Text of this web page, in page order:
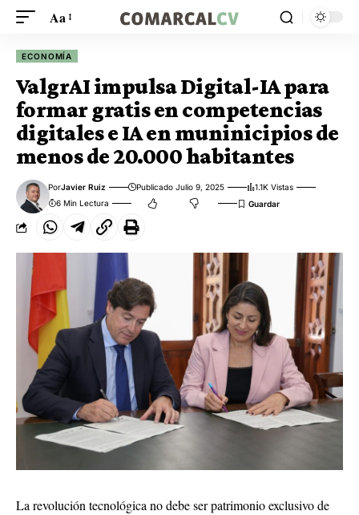
Aa
ECONOMÍA
ValgrAI impulsa Digital-IA para
formar gratis en competencias
digitales e IA en muninicipios de
menos de 20.000 habitantes
PorJavier Ruiz Publicado Julio 9, 2025
1.1K Vistas
6 Min Lectura
La revolución tecnológica no debe ser patrimonio exclusivo de